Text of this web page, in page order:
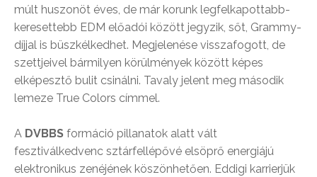
múlt huszonöt éves, de már korunk legfelkapottabb-
keresettebb EDM előadói között jegyzik, sőt, Grammy-
díjjal is büszkélkedhet. Megjelenése visszafogott, de
szettjeivel bármilyen körülmények között képes
elképesztő bulit csinálni. Tavaly jelent meg második
lemeze True Colors címmel.
A DVBBS formáció pillanatok alatt vált
fesztiválkedvenc sztárfellépővé elsöprő energiájú
elektronikus zenéjének köszönhetően. Eddigi karrierjük